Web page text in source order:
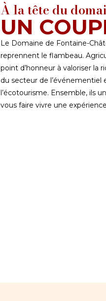
À la tête du
UN
Le Domaine de Fontaine-
reprennent le flambeau.
point d’honneur à valoriser la
du secteur de
l’écotourisme. Ensemble, ils
vous faire vivre une